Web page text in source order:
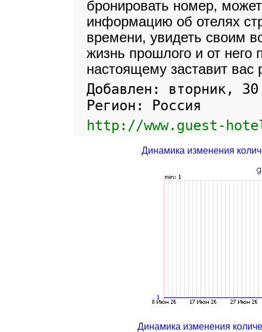
бронировать номер,
информацию об отелях
времени, увидеть своим
жизнь прошлого и от него
настоящему заставит вас
Добавлен: вторник,
Регион: Россия
http://www.guest-
Динамика изменения
Динамика изменения